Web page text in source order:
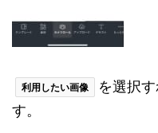
利用したい画像
を選択
す。